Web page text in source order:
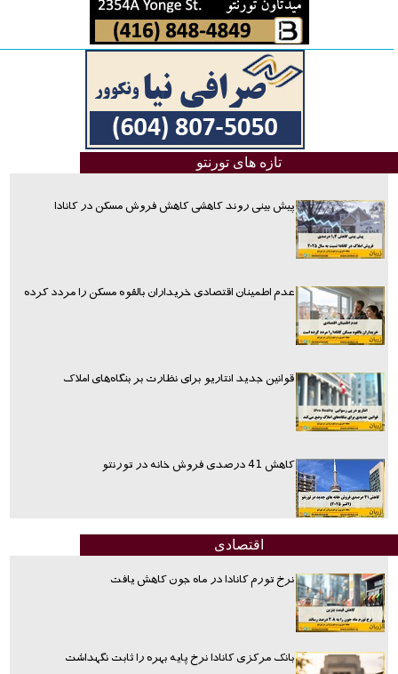
تازه های تورنتو
پیش بینی روند کاهشی کاهش فروش مسکن در کانادا
عدم اطمینان اقتصادی خریداران بالقوه مسکن را مردد کرده
قوانین جدید انتاریو برای نظارت بر بنگاه‌های املاک
کاهش 41 درصدی فروش خانه در تورنتو
اقتصادی
نرخ تورم کانادا در ماه جون کاهش یافت
بانک مرکزی کانادا نرخ پایه بهره را ثابت نگهداشت